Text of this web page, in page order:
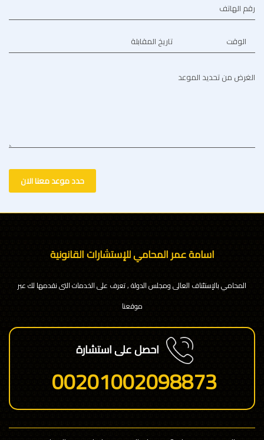
رقم الهاتف
تاريخ المقابلة الوقت
الغرض من تحديد الموعد
حدد موعد معنا الان
اسامة عمر المحامي للإستشارات القانونية
المحامي بالإستئناف العالى ومجلس الدولة , تعرف على الخدمات التى نقدمها لك عبر
موقعنا
احصل على استشارة
00201002098873